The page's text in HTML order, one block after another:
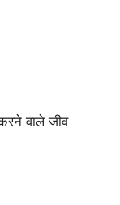
वाले जीव